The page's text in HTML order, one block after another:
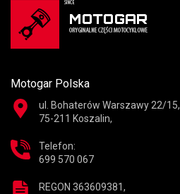
Motogar Polska
ul. Bohaterów Warszawy 22/15,
75-211 Koszalin,
Telefon:
699 570 067
REGON 363609381,